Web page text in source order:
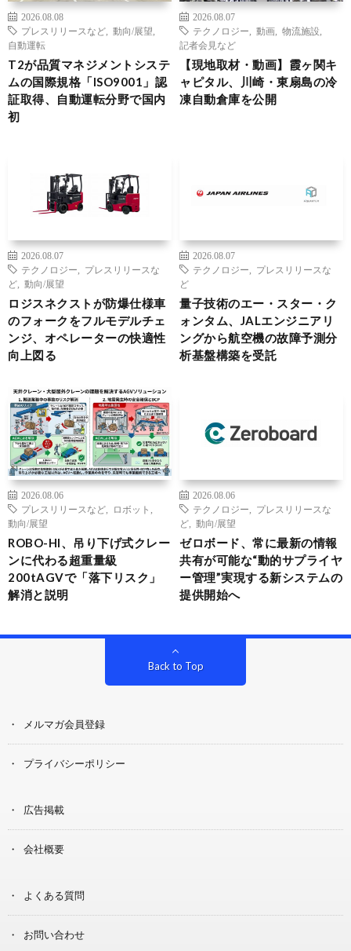
2026.08.08
プレスリリースなど
動向/展望
自動運転
T2が品質マネジメントシステ
ムの国際規格「ISO9001」認
証取得、自動運転分野で国内
初
2026.08.07
テクノロジー
動画 物流施設
記者会見など
【現地取材・動画】霞ヶ関キ
ャピタル、川崎・東扇島の冷
凍自動倉庫を公開
2026.08.07
テクノロジー
プレスリリースな
ど
動向/展望
ロジスネクストが防爆仕様車
のフォークをフルモデルチェ
ンジ、オペレーターの快適性
向上図る
2026.08.07
テクノロジー
プレスリリースな
ど
量子技術のエー・スター・ク
ォンタム、JALエンジニアリ
ングから航空機の故障予測分
析基盤構築を受託
2026.08.06
プレスリリースなど
ロボット
動向/展望
ROBO-HI、吊り下げ式クレー
ンに代わる超重量級
200tAGVで「落下リスク」
解消と説明
2026.08.06
テクノロジー
プレスリリースな
ど
動向/展望
ゼロボード、常に最新の情報
共有が可能な“動的サプライヤ
ー管理”実現する新システムの
提供開始へ
Back to Top
メルマガ会員登録
プライバシーポリシー
広告掲載
会社概要
よくある質問
お問い合わせ